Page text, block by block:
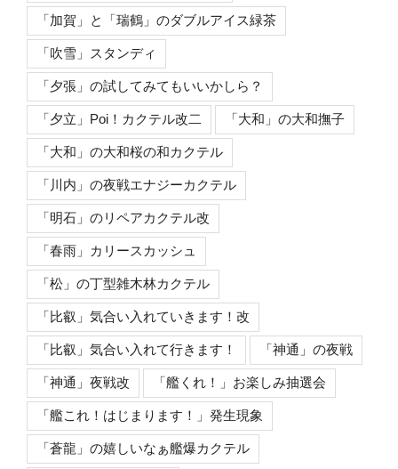
「加賀」と「瑞鶴」のダブルアイス緑茶
「吹雪」スタンディ
「夕張」の試してみてもいいかしら？
「夕立」Poi！カクテル改二 「大和」の大和撫子
「大和」の大和桜の和カクテル
「川内」の夜戦エナジーカクテル
「明石」のリペアカクテル改
「春雨」カリースカッシュ
「松」の丁型雑木林カクテル
「比叡」気合い入れていきます！改
「比叡」気合い入れて行きます！ 「神通」の夜戦
「神通」夜戦改 「艦くれ！」お楽しみ抽選会
「艦これ！はじまります！」発生現象
「蒼龍」の嬉しいなぁ艦爆カクテル